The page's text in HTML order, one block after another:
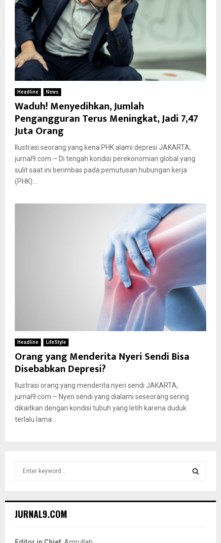
Headline News
Waduh! Menyedihkan, Jumlah
Pengangguran Terus Meningkat, Jadi 7,47
Juta Orang
Ilustrasi seorang yang kena PHK alami depresi JAKARTA,
jurnal9.com – Di tengah kondisi perekonomian global yang
sulit saat ini berimbas pada pemutusan hubungan kerja
(PHK)...
Headline LifeStyle
Orang yang Menderita Nyeri Sendi Bisa
Disebabkan Depresi?
Ilustrasi orang yang menderita nyeri sendi JAKARTA,
jurnal9.com – Nyeri sendi yang dialami seseorang sering
dikaitkan dengan kondisi tubuh yang letih karena duduk
terlalu lama...
h
o
JURNAL9.COM